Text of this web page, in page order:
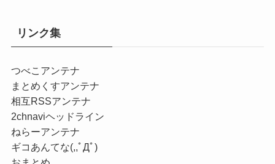
リンク集
つべこアンテナ
まとめくすアンテナ
相互RSSアンテナ
2chnaviヘッドライン
ねらーアンテナ
ギコあんてな(,,ﾟДﾟ)